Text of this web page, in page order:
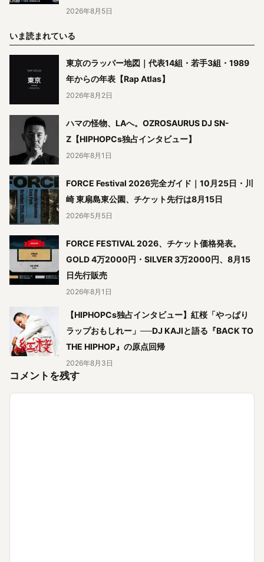
2026年8月5日
いま読まれている
東京のラッパー地図｜代表14組・若手3組・1989
年からの年表【Rap Atlas】
2026年8月2日
ハマの怪物、LAへ。OZROSAURUS DJ SN-
Z【HIPHOPCs独占インタビュー】
2026年8月1日
FORCE Festival 2026完全ガイド｜10月25日・川
崎 東扇島東公園、チケット先行は8月15日
2026年5月5日
FORCE FESTIVAL 2026、チケット価格発表。
GOLD 4万2000円・SILVER 3万2000円、8月15
日先行販売
2026年8月1日
【HIPHOPCs独占インタビュー】紅桜「やっぱり
ラップおもしれー」──DJ KAJIと語る『BACK TO
THE HIPHOP』の原点回帰
2026年8月3日
コメントを残す